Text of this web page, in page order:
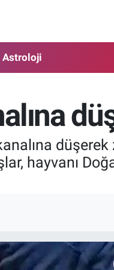
Astroloji
hayvanı